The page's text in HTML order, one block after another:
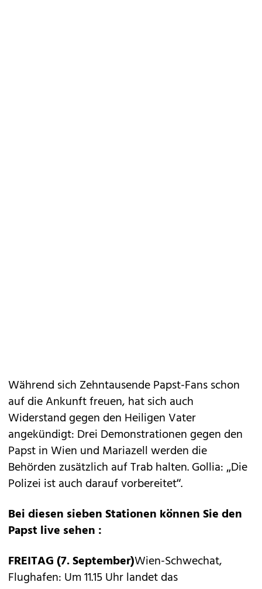
Während sich Zehntausende Papst-Fans schon
auf die Ankunft freuen, hat sich auch
Widerstand gegen den Heiligen Vater
angekündigt: Drei Demonstrationen gegen den
Papst in Wien und Mariazell werden die
Behörden zusätzlich auf Trab halten. Gollia: „Die
Polizei ist auch darauf vorbereitet“.
Bei diesen sieben Stationen können Sie den
Papst live sehen :
FREITAG (7. September)Wien-Schwechat,
Flughafen: Um 11.15 Uhr landet das